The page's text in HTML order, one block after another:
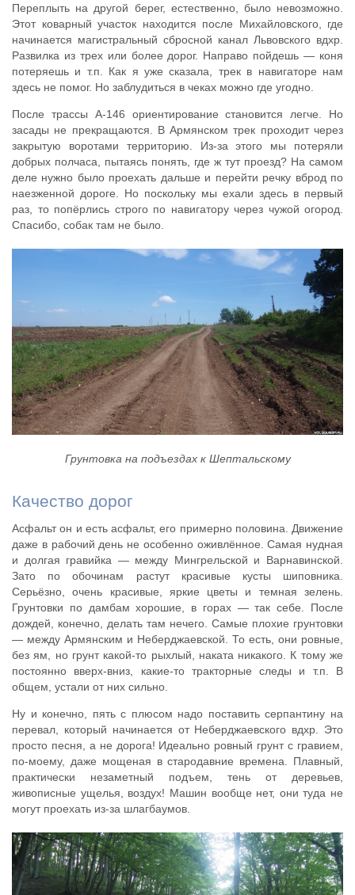
Переплыть на другой берег, естественно, было невозможно.
Этот коварный участок находится после Михайловского, где
начинается магистральный сбросной канал Львовского вдхр.
Развилка из трех или более дорог. Направо пойдешь — коня
потеряешь и т.п. Как я уже сказала, трек в навигаторе нам
здесь не помог. Но заблудиться в чеках можно где угодно.
После трассы А-146 ориентирование становится легче. Но
засады не прекращаются. В Армянском трек проходит через
закрытую воротами территорию. Из-за этого мы потеряли
добрых полчаса, пытаясь понять, где ж тут проезд? На самом
деле нужно было проехать дальше и перейти речку вброд по
наезженной дороге. Но поскольку мы ехали здесь в первый
раз, то попёрлись строго по навигатору через чужой огород.
Спасибо, собак там не было.
Грунтовка на подъездах к Шептальскому
Качество дорог
Асфальт он и есть асфальт, его примерно половина. Движение
даже в рабочий день не особенно оживлённое. Самая нудная
и долгая гравийка — между Мингрельской и Варнавинской.
Зато по обочинам растут красивые кусты шиповника.
Серьёзно, очень красивые, яркие цветы и темная зелень.
Грунтовки по дамбам хорошие, в горах — так себе. После
дождей, конечно, делать там нечего. Самые плохие грунтовки
— между Армянским и Неберджаевской. То есть, они ровные,
без ям, но грунт какой-то рыхлый, наката никакого. К тому же
постоянно вверх-вниз, какие-то тракторные следы и т.п. В
общем, устали от них сильно.
Ну и конечно, пять с плюсом надо поставить серпантину на
перевал, который начинается от Неберджаевского вдхр. Это
просто песня, а не дорога! Идеально ровный грунт с гравием,
по-моему, даже мощеная в стародавние времена. Плавный,
практически незаметный подъем, тень от деревьев,
живописные ущелья, воздух! Машин вообще нет, они туда не
могут проехать из-за шлагбаумов.